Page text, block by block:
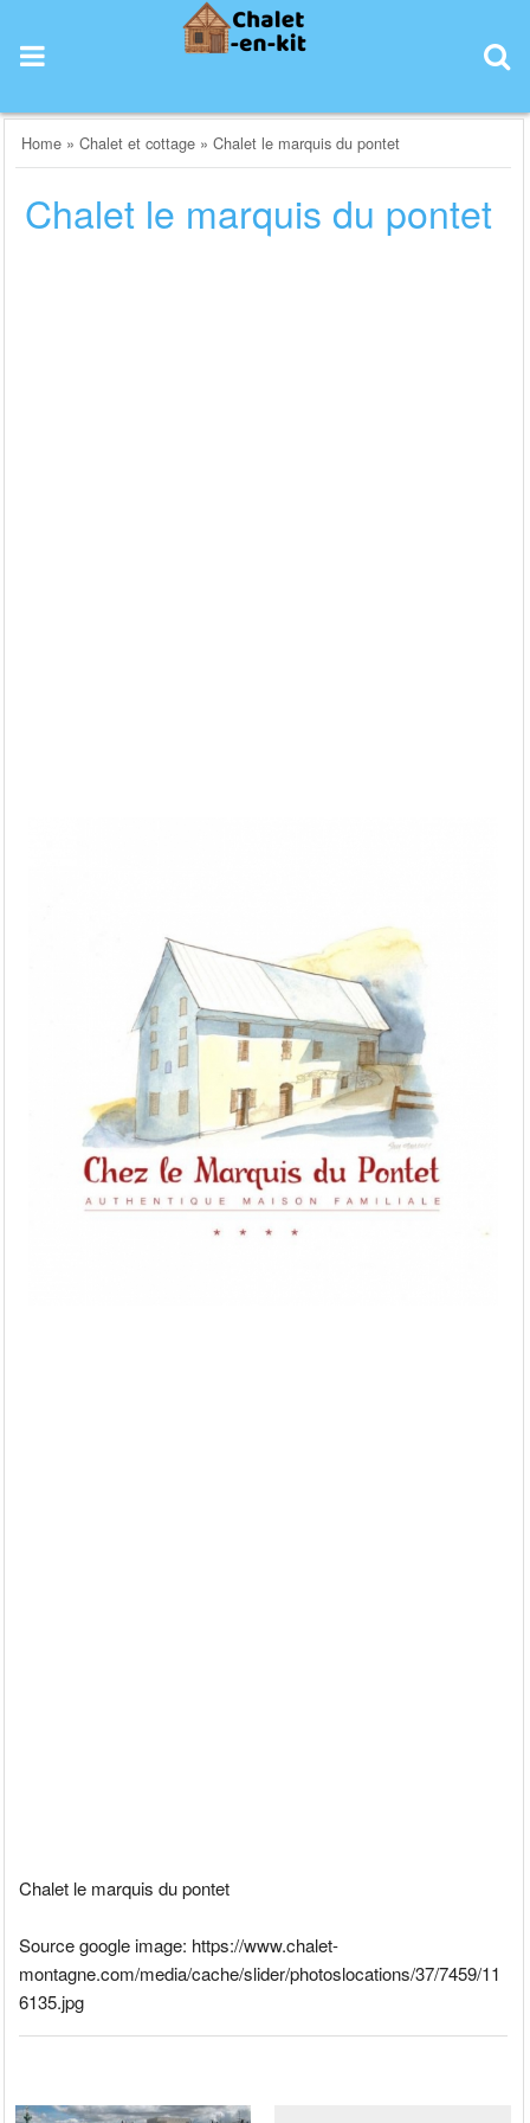
content
Home »Chalet et cottage »Chalet le marquis du pontet
Chalet le marquis du pontet
Chalet le marquis du pontet
Source google image: https://www.chalet-
montagne.com/media/cache/slider/photoslocations/37/7459/11
6135.jpg